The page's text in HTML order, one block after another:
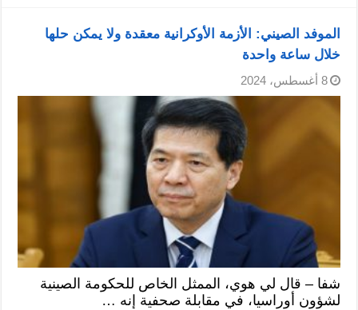
الموفد الصيني: الأزمة الأوكرانية معقدة ولا يمكن حلها
خلال ساعة واحدة
8 أغسطس، 2024
شفا – قال لي هوي، الممثل الخاص للحكومة الصينية
لشؤون أوراسيا، في مقابلة صحفية إنه …